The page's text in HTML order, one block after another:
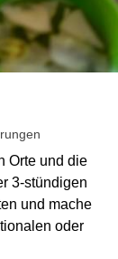
Orte und die
3-stündigen
und mache
oder